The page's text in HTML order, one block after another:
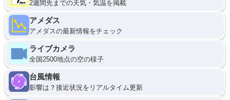
2週間先までの天気・気温を掲載
アメダス
アメダスの最新情報をチェック
ライブカメラ
全国2500地点の空の様子
台風情報
影響は？接近状況をリアルタイム更新